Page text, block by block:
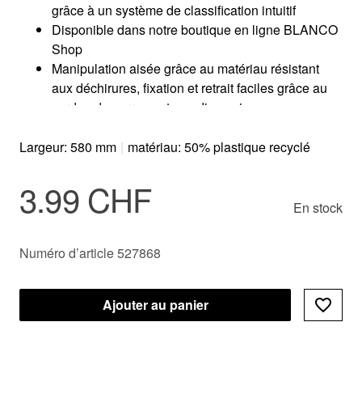
grâce à un système de classification intuitif
Disponible dans notre boutique en ligne BLANCO
Shop
Manipulation aisée grâce au matériau résistant
aux déchirures, fixation et retrait faciles grâce au
cordon de serrage et aux dimensions
bacs BLANCO SELECT et FLEXON.
Largeur: 580 mm | matériau: 50% plastique recyclé
3.99 CHF En stock
Numéro d’article 527868
Ajouter au panier